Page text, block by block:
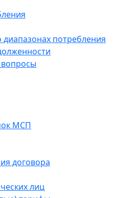
потребления
МСП
договора
лиц